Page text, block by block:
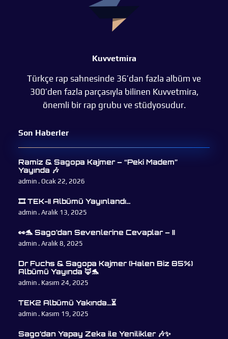
Kuvvetmira
Türkçe rap sahnesinde 36’dan fazla albüm ve
300’den fazla parçasıyla bilinen Kuvvetmira,
önemli bir rap grubu ve stüdyosudur.
Son Haberler
Ramiz & Sagopa Kajmer – “Peki Madem”
Yayında 🎶
admin Ocak 22, 2026
🎞 TEK-II Albümü Yayınlandı…
admin Aralık 13, 2025
👀🐬 Sago’dan Sevenlerine Cevaplar – II
admin Aralık 8, 2025
Dr Fuchs & Sagopa Kajmer (Halen Biz 85%)
Albümü Yayında 🦊🐬
admin Kasım 24, 2025
TEK2 Albümü Yakında…⏳
admin Kasım 19, 2025
Sago’dan Yapay Zeka ile Yenilikler 🎶✨